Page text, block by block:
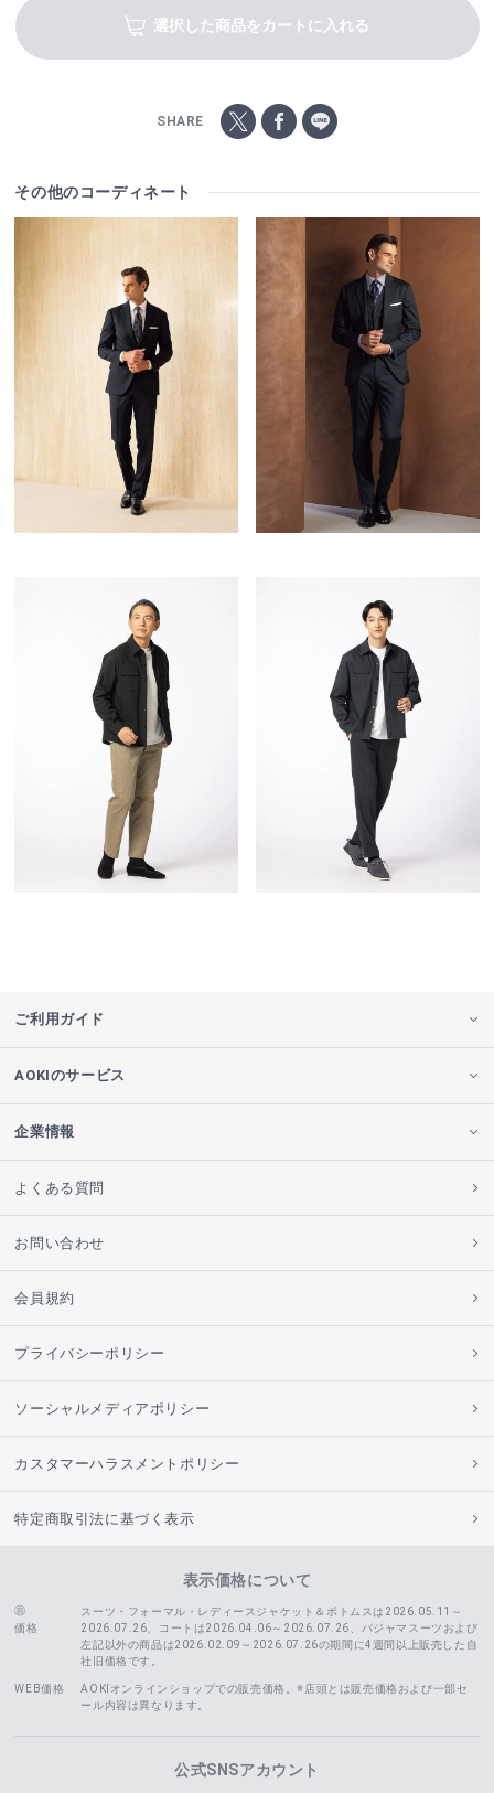
選択した商品をカートに入れる
SHARE
その他のコーディネート
ご利用ガイド
AOKIのサービス
企業情報
よくある質問
お問い合わせ
会員規約
プライバシーポリシー
ソーシャルメディアポリシー
カスタマーハラスメントポリシー
特定商取引法に基づく表示
表示価格について
価格
スーツ・フォーマル・レディースジャケット＆ボトムスは2026.05.11～
2026.07.26、コートは2026.04.06～2026.07.26、
パジャマスーツおよび
左記以外の商品は2026.02.09～2026.07.26の期間に4週間以上販売した自
社旧価格です。
WEB価格
AOKIオンラインショップでの販売価格。※店頭とは販売価格および一部セ
ール内容は異なります。
公式SNSアカウント